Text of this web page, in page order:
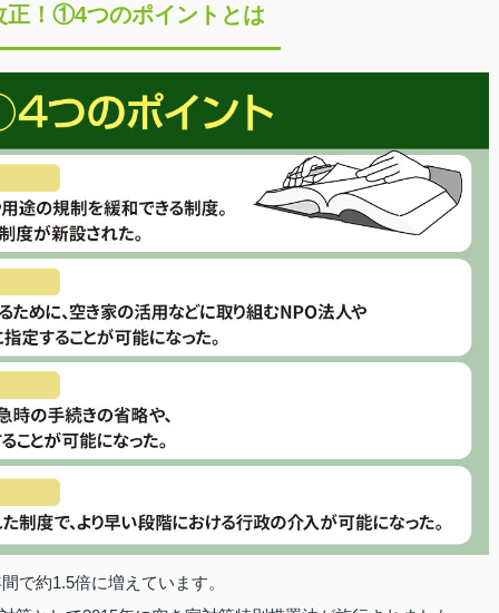
正！①4つのポイントとは
で約1.5倍に増えています。